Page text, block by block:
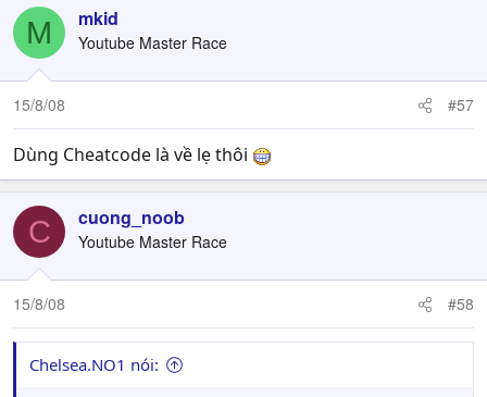
M mkid
Youtube Master Race
15/8/08 #57
Dùng Cheatcode là về lẹ thôi
C cuong_noob
Youtube Master Race
15/8/08 #58
Chelsea.NO1 nói: